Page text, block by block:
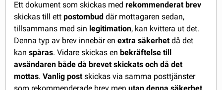
Ett dokument som skickas med rekommenderat brev
skickas till ettpostombuddär mottagaren sedan,
tillsammans med sin legitimation, kan kvittera ut det.
Denna typ av brev innebär enextra säkerhet då det
kanspåras. Vidare skickas enbekräftelse till
avsändaren både då brevet skickats och då det
mottas.Vanlig postskickas via samma posttjänster
som rekommenderade brev menutan denna säkerhet.